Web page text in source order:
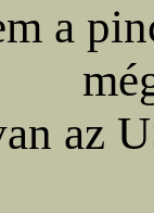
a
az